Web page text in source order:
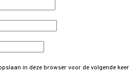
in deze browser voor de volgende keer